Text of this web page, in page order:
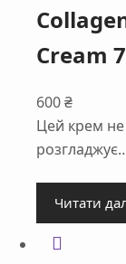
Cream
600₴
Цей крем не
Читати